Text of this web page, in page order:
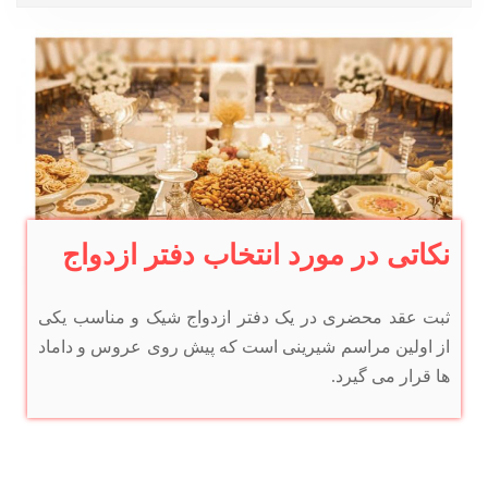
نکاتی در مورد انتخاب دفتر ازدواج
ثبت عقد محضری در یک دفتر ازدواج شیک و مناسب یکی
از اولین مراسم شیرینی است که پیش روی عروس و داماد
ها قرار می گیرد.